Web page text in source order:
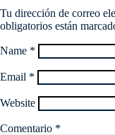
Tu dirección de correo
obligatorios están
Name *
Email *
Website
Comentario *